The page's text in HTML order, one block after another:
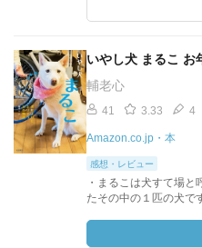
いやし犬 まるこ お
輔老心
41 3.33 4
Amazon.co.jp・本
感想・レビュー
・まるこは犬すて場
たその中の１匹の犬で